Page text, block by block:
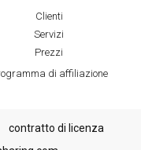
Clienti
Servizi
Prezzi
di affiliazione
contratto di licenza